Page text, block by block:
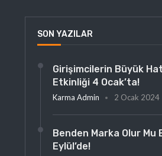
SON YAZILAR
Girişimcilerin Büyük
Etkinliği 4 Ocak’ta!
Karma Admin 2 Ocak 2024
Benden Marka Olur Mu
Eylül’de!